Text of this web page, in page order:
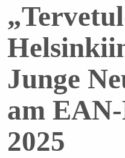
Junge
am
2025